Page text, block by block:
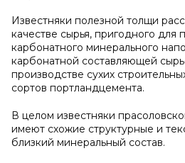
Известняки полезной толщи
качестве сырья, пригодного для
карбонатного минерального
карбонатной составляющей
производстве сухих
сортов портландцемента.
В целом известняки
имеют схожие структурные и
близкий минеральный состав.